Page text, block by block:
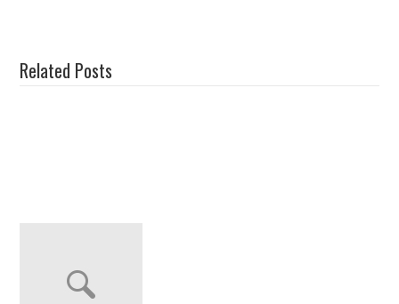
Related Posts